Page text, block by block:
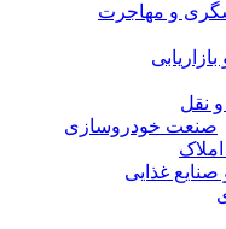
و مهاجرت
نقل
صنعت خودروسازی
غذایی